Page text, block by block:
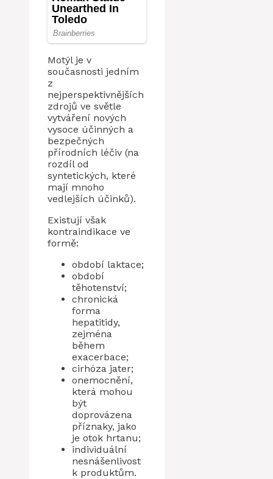
Motýl je v
současnosti jedním
z
nejperspektivnějších
zdrojů ve světle
vytváření nových
vysoce účinných a
bezpečných
přírodních léčiv (na
rozdíl od
syntetických, které
mají mnoho
vedlejších účinků).
Existují však
kontraindikace ve
formě:
období laktace;
období
těhotenství;
chronická
forma
hepatitidy,
zejména
během
exacerbace;
cirhóza jater;
onemocnění,
která mohou
být
doprovázena
příznaky, jako
je otok hrtanu;
individuální
nesnášenlivost
k produktům.